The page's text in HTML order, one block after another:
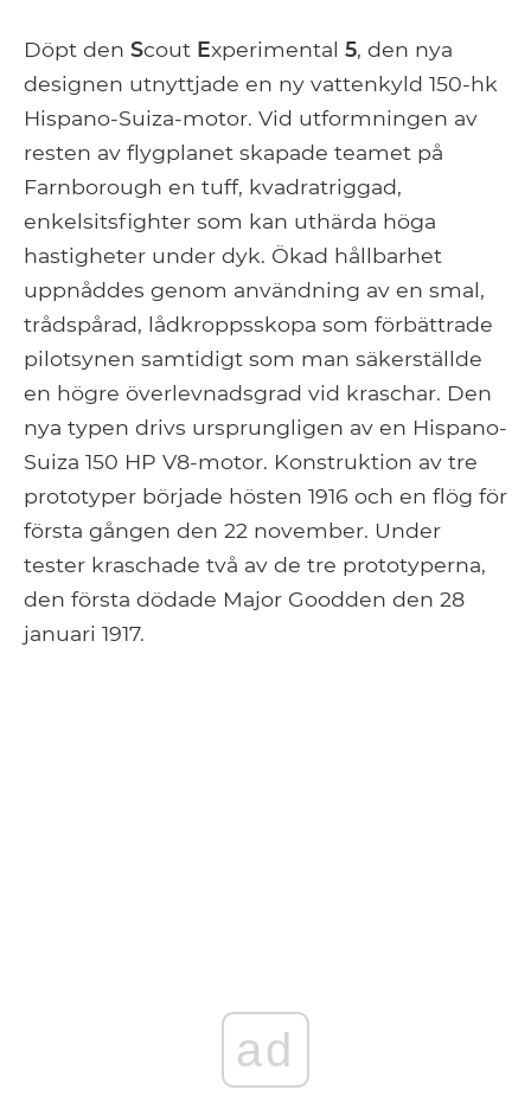
Döpt den Scout Experimental 5, den nya
designen utnyttjade en ny vattenkyld 150-hk
Hispano-Suiza-motor. Vid utformningen av
resten av flygplanet skapade teamet på
Farnborough en tuff, kvadratriggad,
enkelsitsfighter som kan uthärda höga
hastigheter under dyk. Ökad hållbarhet
uppnåddes genom användning av en smal,
trådspårad, lådkroppsskopa som förbättrade
pilotsynen samtidigt som man säkerställde
en högre överlevnadsgrad vid kraschar. Den
nya typen drivs ursprungligen av en Hispano-
Suiza 150 HP V8-motor. Konstruktion av tre
prototyper började hösten 1916 och en flög för
första gången den 22 november. Under
tester kraschade två av de tre prototyperna,
den första dödade Major Goodden den 28
januari 1917.
ad